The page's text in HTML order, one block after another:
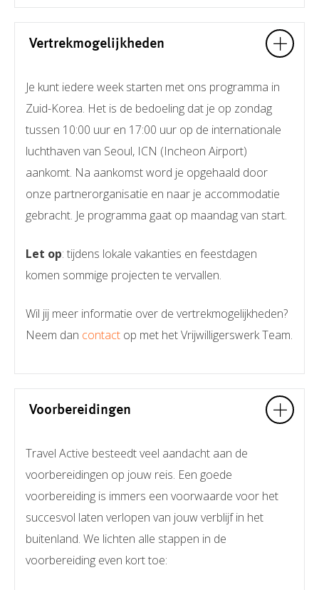
Vertrekmogelijkheden
Je kunt iedere week starten met ons programma in
Zuid-Korea. Het is de bedoeling dat je op zondag
tussen 10:00 uur en 17:00 uur op de internationale
luchthaven van Seoul, ICN (Incheon Airport)
aankomt. Na aankomst word je opgehaald door
onze partnerorganisatie en naar je accommodatie
gebracht. Je programma gaat op maandag van start.
Let op: tijdens lokale vakanties en feestdagen
komen sommige projecten te vervallen.
Wil jij meer informatie over de vertrekmogelijkheden?
Neem dan contact op met het Vrijwilligerswerk Team.
Voorbereidingen
Travel Active besteedt veel aandacht aan de
voorbereidingen op jouw reis. Een goede
voorbereiding is immers een voorwaarde voor het
succesvol laten verlopen van jouw verblijf in het
buitenland. We lichten alle stappen in de
voorbereiding even kort toe: